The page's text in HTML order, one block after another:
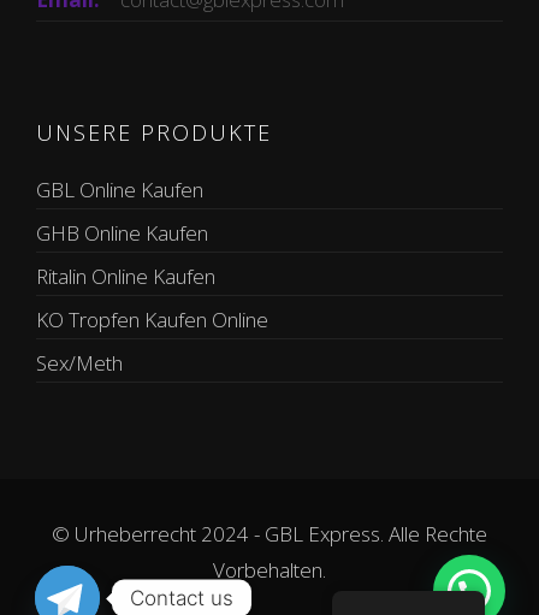
UNSERE PRODUKTE
GBL Online Kaufen
GHB Online Kaufen
Ritalin Online Kaufen
KO Tropfen Kaufen Online
Sex/Meth
© Urheberrecht 2024 - GBL Express. Alle Rechte
Vorbehalten.
Contact us